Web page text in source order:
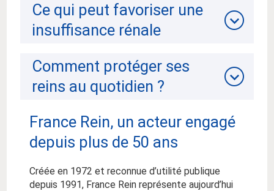
Ce qui peut favoriser une
insuffisance rénale
Comment protéger ses
reins au quotidien ?
France Rein, un acteur engagé
depuis plus de 50 ans
Créée en 1972 et reconnue d’utilité publique
depuis 1991, France Rein représente aujourd’hui